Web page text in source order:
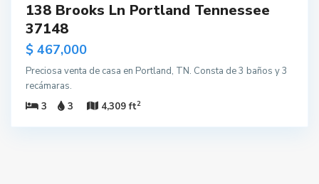
138 Brooks Ln Portland Tennessee
37148
$ 467,000
Preciosa venta de casa en Portland, TN. Consta de 3 baños y 3
recámaras.
3
3 4,309 ft2